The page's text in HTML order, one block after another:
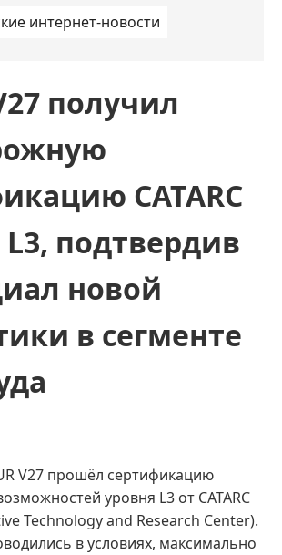
интернет-новости
получил
CATARC
подтвердив
новой
в сегменте
V27 прошёл сертификацию
уровня L3 от CATARC
Technology and Research Center).
в условиях, максимально